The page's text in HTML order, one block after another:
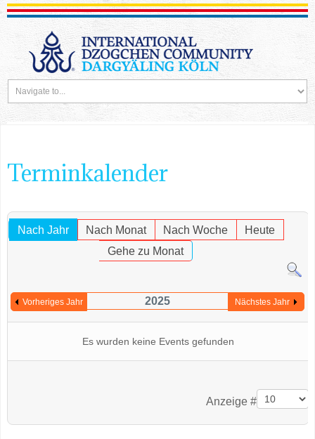
Terminkalender
Nach Jahr Nach Monat Nach Woche
Heute
Gehe zu Monat
Vorheriges Jahr 2025 Nächstes Jahr
Es wurden keine Events gefunden
Anzeige #